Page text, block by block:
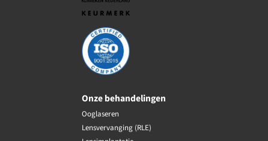
Onze behandelingen
Ooglaseren
Lensvervanging (RLE)